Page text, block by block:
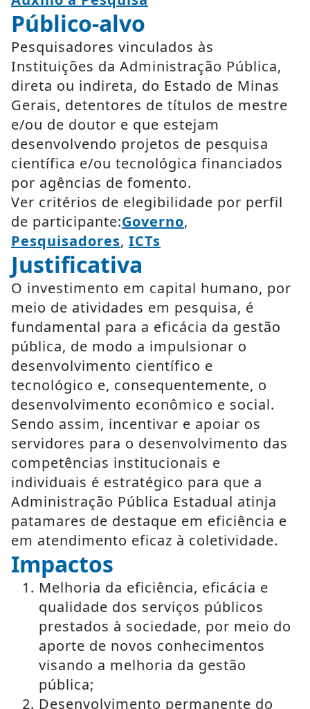
Público-alvo
Pesquisadores vinculados às
Instituições da Administração Pública,
direta ou indireta, do Estado de Minas
Gerais, detentores de títulos de mestre
e/ou de doutor e que estejam
desenvolvendo projetos de pesquisa
científica e/ou tecnológica financiados
por agências de fomento.
Ver critérios de elegibilidade por perfil
de participante:Governo,
Pesquisadores, ICTs
Justificativa
O investimento em capital humano, por
meio de atividades em pesquisa, é
fundamental para a eficácia da gestão
pública, de modo a impulsionar o
desenvolvimento científico e
tecnológico e, consequentemente, o
desenvolvimento econômico e social.
Sendo assim, incentivar e apoiar os
servidores para o desenvolvimento das
competências institucionais e
individuais é estratégico para que a
Administração Pública Estadual atinja
patamares de destaque em eficiência e
em atendimento eficaz à coletividade.
Impactos
Melhoria da eficiência, eficácia e
qualidade dos serviços públicos
prestados à sociedade, por meio do
aporte de novos conhecimentos
visando a melhoria da gestão
pública;
Desenvolvimento permanente do